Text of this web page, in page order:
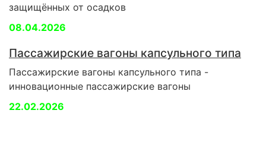
защищённых от осадков
08.04.2026
Пассажирские вагоны капсульного типа
Пассажирские вагоны капсульного типа -
инновационные пассажирские вагоны
22.02.2026